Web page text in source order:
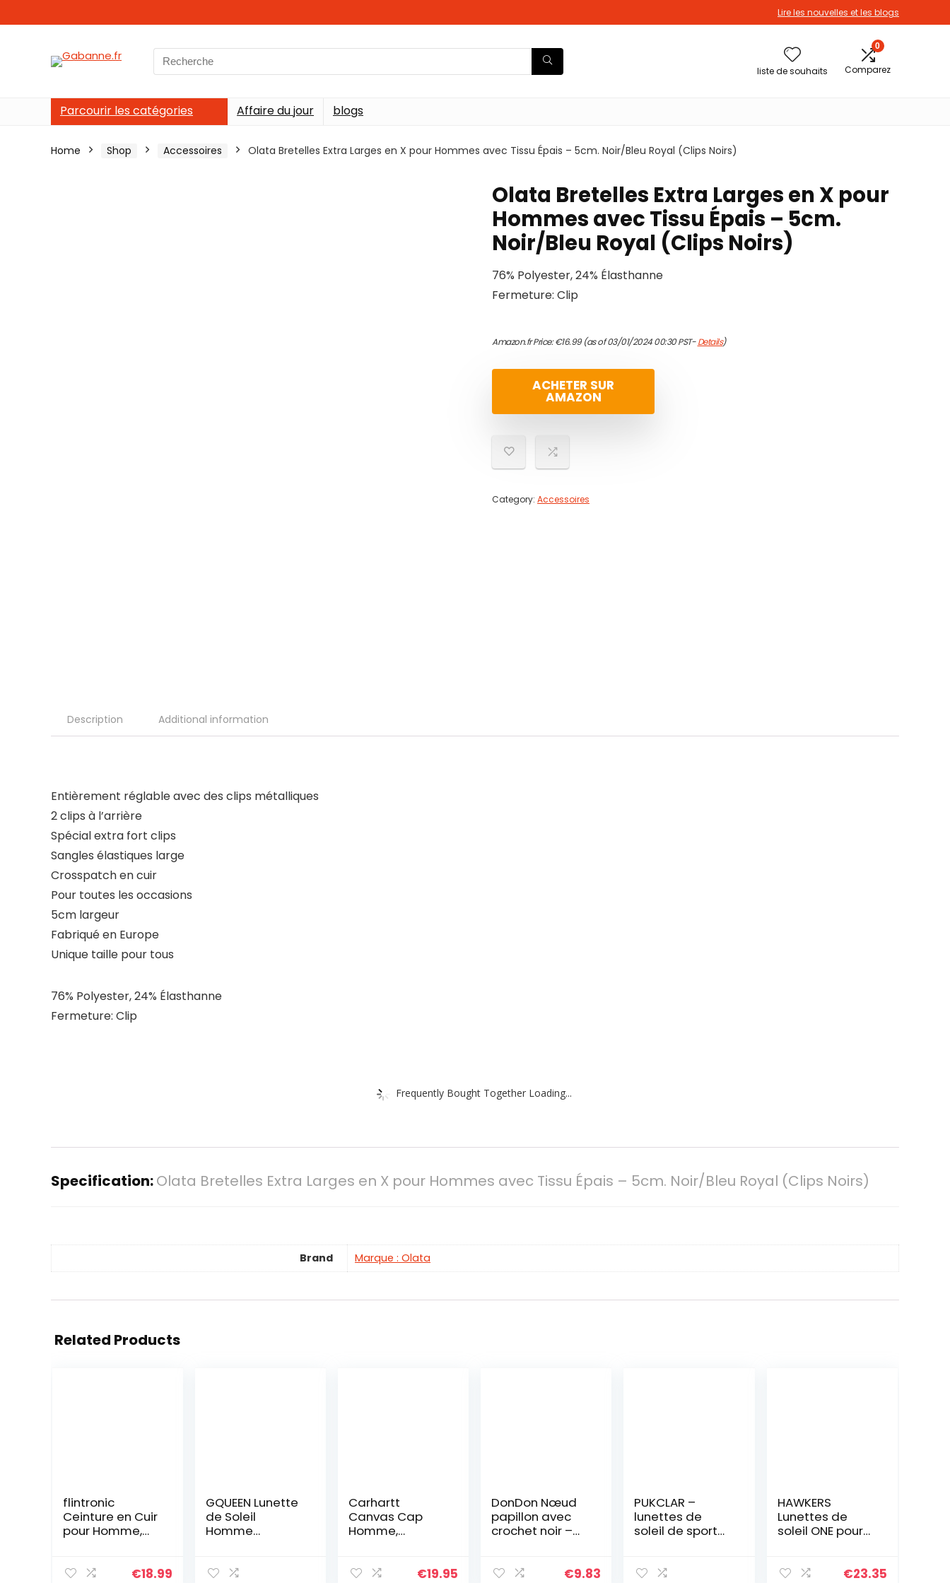
Lire les nouvelles et les blogs
Search
for:
liste de souhaits
0
Comparez
Parcourir les catégories Affaire du jour blogs
Home Shop Accessoires Olata Bretelles Extra Larges en X pour Hommes avec Tissu Épais – 5cm. Noir/Bleu Royal (Clips Noirs)
Olata Bretelles Extra Larges en X pour
Hommes avec Tissu Épais – 5cm.
Noir/Bleu Royal (Clips Noirs)
76% Polyester, 24% Élasthanne
Fermeture: Clip
Amazon.fr Price:€16.99(as of 03/01/2024 00:30 PST-Details)
ACHETER SUR
AMAZON
Category: Accessoires
Description Additional information
Entièrement réglable avec des clips métalliques
2 clips à l’arrière
Spécial extra fort clips
Sangles élastiques large
Crosspatch en cuir
Pour toutes les occasions
5cm largeur
Fabriqué en Europe
Unique taille pour tous
76% Polyester, 24% Élasthanne
Fermeture: Clip
Frequently Bought Together Loading...
Specification:Olata Bretelles Extra Larges en X pour Hommes avec Tissu Épais – 5cm. Noir/Bleu Royal (Clips Noirs)
Brand Marque : Olata
Related Products
flintronic
Ceinture en Cuir
pour Homme,
Boucle
€18.99
GQUEEN Lunette
de Soleil
Homme
Hinges Al-Mg
Carhartt
Canvas Cap
Homme,
unique
€19.95
DonDon Nœud
papillon avec
crochet noir –
€9.83
PUKCLAR –
lunettes de
soleil de sport
femmes,
HAWKERS
Lunettes de
soleil ONE pour
€23.35